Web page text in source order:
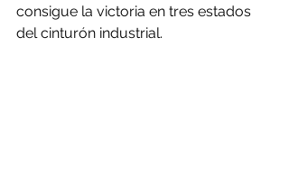
consigue la victoria en tres estados
del cinturón industrial.